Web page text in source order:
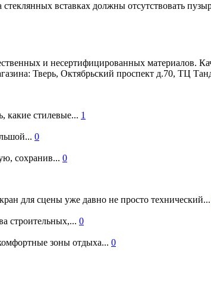
вставках должны отсутствовать
и несертифицированных материалов.
Тверь, Октябрьский проспект д.70, ТЦ
какие стилевые... 1
0
сохранив... 0
для сцены уже давно не просто технический...
строительных,... 0
зоны отдыха... 0